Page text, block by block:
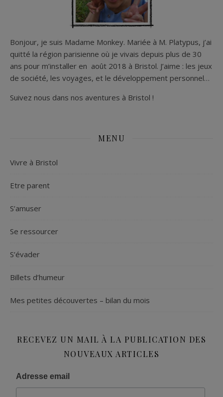
Bonjour, je suis Madame Monkey. Mariée à M. Platypus, j’ai
quitté la région parisienne où je vivais depuis plus de 30
ans pour m’installer en août 2018 à Bristol. J’aime : les jeux
de société, les voyages, et le développement personnel…
Suivez nous dans nos aventures à Bristol !
MENU
Vivre à Bristol
Etre parent
S’amuser
Se ressourcer
S’évader
Billets d’humeur
Mes petites découvertes – bilan du mois
RECEVEZ UN MAIL À LA PUBLICATION DES
NOUVEAUX ARTICLES
Adresse email